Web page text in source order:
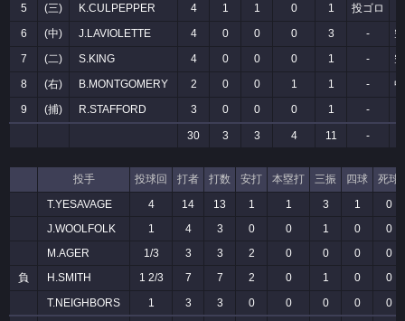
5
(三) K.CULPEPPER 4 1 1 0 1
投ゴロ
6
(中) J.LAVIOLETTE 4 0 0 0 3 -
7
(二) S.KING 4 0 0 0 1 -
8
(右) B.MONTGOMERY 2 0 0 1 1 -
9
(捕) R.STAFFORD 3 0 0 0 1 -
30 3 3 4 11 -
投手 投球回 打者 打数 安打 本塁打 三振 四球
死球
T.YESAVAGE
4 14 13 1 1 3 1
0
J.WOOLFOLK
1 4 3 0 0 1 0
0
M.AGER
1/3 3 3 2 0 0 0
0
負
H.SMITH 1 2/3 7 7 2 0 1 0
0
T.NEIGHBORS
1 3 3 0 0 0 0
0